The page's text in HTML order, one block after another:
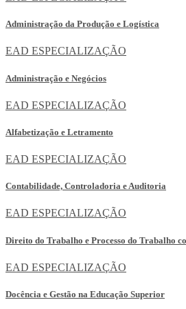
Administração da Produção e Logística
EAD ESPECIALIZAÇÃO
Administração e Negócios
EAD ESPECIALIZAÇÃO
Alfabetização e Letramento
EAD ESPECIALIZAÇÃO
Contabilidade, Controladoria e Auditoria
EAD ESPECIALIZAÇÃO
Direito do Trabalho e Processo do Trabalho
EAD ESPECIALIZAÇÃO
Docência e Gestão na Educação Superior